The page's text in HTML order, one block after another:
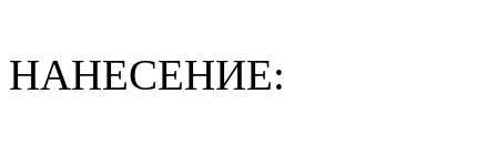
НАНЕСЕНИЕ: